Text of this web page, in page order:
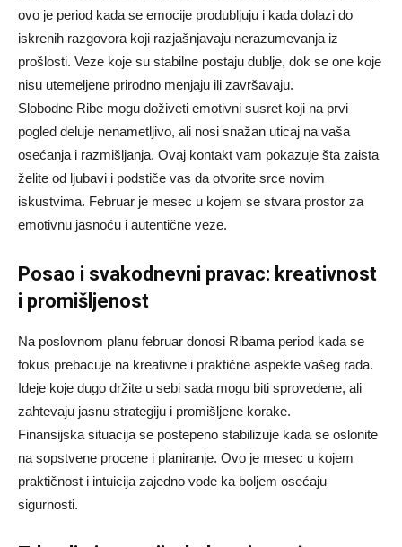
ovo je period kada se emocije produbljuju i kada dolazi do
iskrenih razgovora koji razjašnjavaju nerazumevanja iz
prošlosti. Veze koje su stabilne postaju dublje, dok se one koje
nisu utemeljene prirodno menjaju ili završavaju.
Slobodne Ribe mogu doživeti emotivni susret koji na prvi
pogled deluje nenametljivo, ali nosi snažan uticaj na vaša
osećanja i razmišljanja. Ovaj kontakt vam pokazuje šta zaista
želite od ljubavi i podstiče vas da otvorite srce novim
iskustvima. Februar je mesec u kojem se stvara prostor za
emotivnu jasnoću i autentične veze.
Posao i svakodnevni pravac: kreativnost
i promišljenost
Na poslovnom planu februar donosi Ribama period kada se
fokus prebacuje na kreativne i praktične aspekte vašeg rada.
Ideje koje dugo držite u sebi sada mogu biti sprovedene, ali
zahtevaju jasnu strategiju i promišljene korake.
Finansijska situacija se postepeno stabilizuje kada se oslonite
na sopstvene procene i planiranje. Ovo je mesec u kojem
praktičnost i intuicija zajedno vode ka boljem osećaju
sigurnosti.